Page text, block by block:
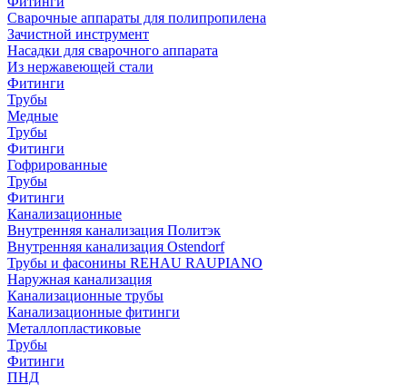
Сварочные аппараты для полипропилена
Зачистной инструмент
Насадки для сварочного аппарата
Из нержавеющей стали
Фитинги
Трубы
Медные
Трубы
Фитинги
Гофрированные
Трубы
Фитинги
Канализационные
Внутренняя канализация Политэк
Внутренняя канализация Ostendorf
Трубы и фасонины REHAU RAUPIANO
Наружная канализация
Канализационные трубы
Канализационные фитинги
Металлопластиковые
Трубы
Фитинги
ПНД